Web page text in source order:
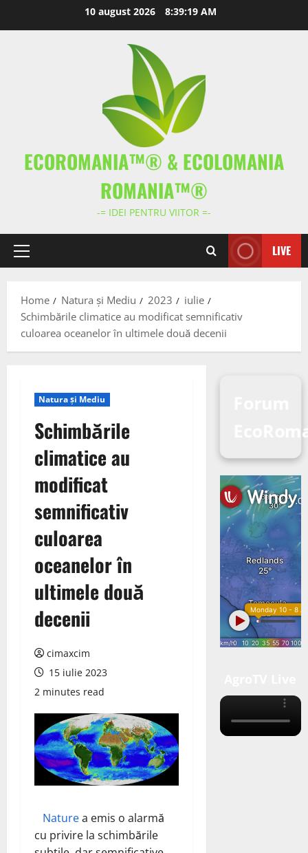
10 august 2026 8:39:20 AM
ECOROMANIA™® & ECOLOMANIA
ROMANIA™®
-= IDEI PENTRU VIITOR =-
Primary
LIVE
Home Natura și Mediu 2023
iulie
Schimbările climatice au modificat semnificativ
culoarea oceanelor în ultimele două decenii
Natura și Mediu
Schimbările
climatice au
modificat
semnificativ
culoarea
oceanelor în
ultimele două
decenii
cimaxcim
15 iulie 2023
2 minutes read
Naturea emis o alarmă
cu privire la schimbările